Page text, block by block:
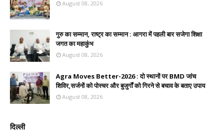
August 08, 2026
गुरु का सम्मान, राष्ट्र का सम्मान : आगरा में पहली बार सजेगा शिक्षा
जगत का महाकुंभ
August 08, 2026
Agra Moves Better-2026 : दो स्थानों पर BMD जांच
शिविर,सर्जनों को पोस्चर और बुजुर्गों को गिरने से बचाव के बताए उपाय
August 08, 2026
दिल्ली